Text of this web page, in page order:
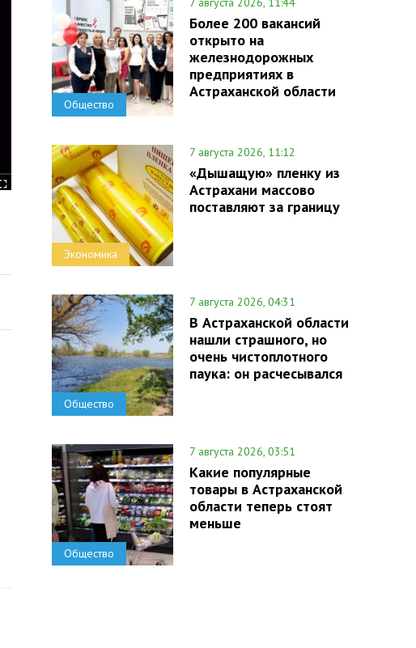
Общество
Более 200 вакансий
открыто на
железнодорожных
предприятиях в
Астраханской области
Экономика
7 августа 2026, 11:12
«Дышащую» пленку из
Астрахани массово
поставляют за границу
Общество
7 августа 2026, 04:31
В Астраханской области
нашли страшного, но
очень чистоплотного
паука: он расчесывался
Общество
7 августа 2026, 03:51
Какие популярные
товары в Астраханской
области теперь стоят
меньше